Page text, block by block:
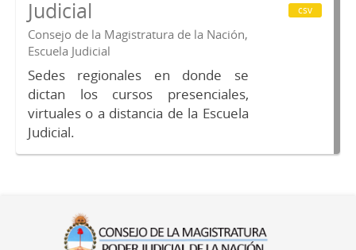
Judicial
Consejo de la Magistratura de la Nación,
Escuela Judicial
Sedes regionales en donde se
dictan los cursos presenciales,
virtuales o a distancia de la Escuela
Judicial.
csv